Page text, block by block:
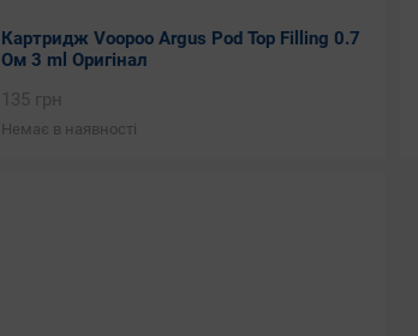
Картридж Voopoo Argus Pod Top Filling 0.7
Ом 3 ml Оригінал
135 грн
Немає в наявності